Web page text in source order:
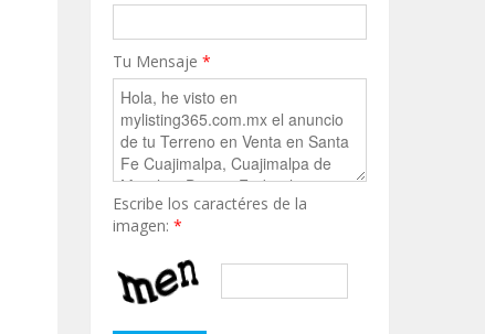
Tu Mensaje *
Escribe los caractéres de la
imagen: *